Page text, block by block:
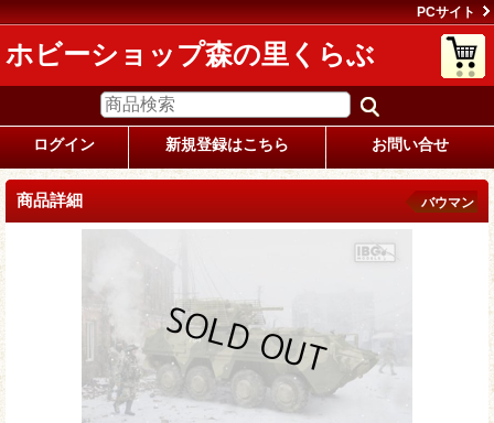
PCサイト
ホビーショップ森の里くらぶ
ログイン 新規登録はこちら お問い合せ
商品詳細 バウマン